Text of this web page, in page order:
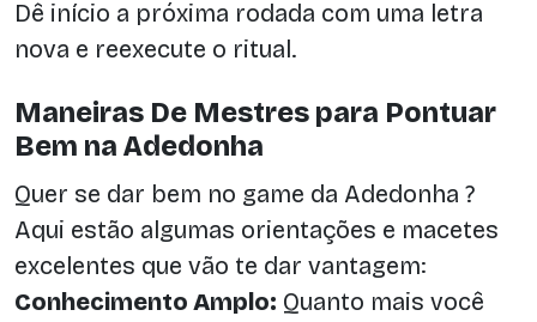
Dê início a próxima rodada com uma letra
nova e reexecute o ritual.
Maneiras De Mestres para Pontuar
Bem na Adedonha
Quer se dar bem no game da Adedonha ?
Aqui estão algumas orientações e macetes
excelentes que vão te dar vantagem:
Conhecimento Amplo: Quanto mais você